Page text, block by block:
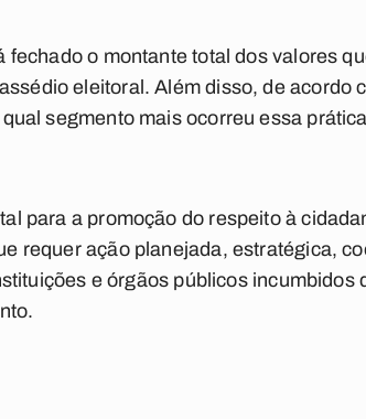
fechado o montante total dos valores
eleitoral. Além disso, de acordo
segmento mais ocorreu essa
para a promoção do respeito à
requer ação planejada, estratégica,
e órgãos públicos incumbidos